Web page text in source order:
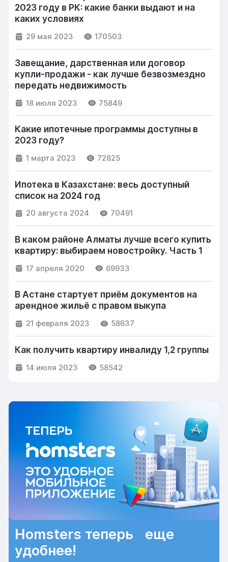
2023 году в РК: какие банки выдают и на
каких условиях
29 мая 2023 170503
Завещание, дарственная или договор
купли-продажи - как лучше безвозмездно
передать недвижимость
18 июля 2023 75849
Какие ипотечные программы доступны в
2023 году?
1 марта 2023 72825
Ипотека в Казахстане: весь доступный
список на 2024 год
20 августа 2024 70491
В каком районе Алматы лучше всего купить
квартиру: выбираем новостройку. Часть 1
17 апреля 2020 69933
В Астане стартует приём документов на
арендное жильё с правом выкупа
21 февраля 2023 58637
Как получить квартиру инвалиду 1,2 группы
14 июля 2023 58542
Homsters теперь еще
удобнее!